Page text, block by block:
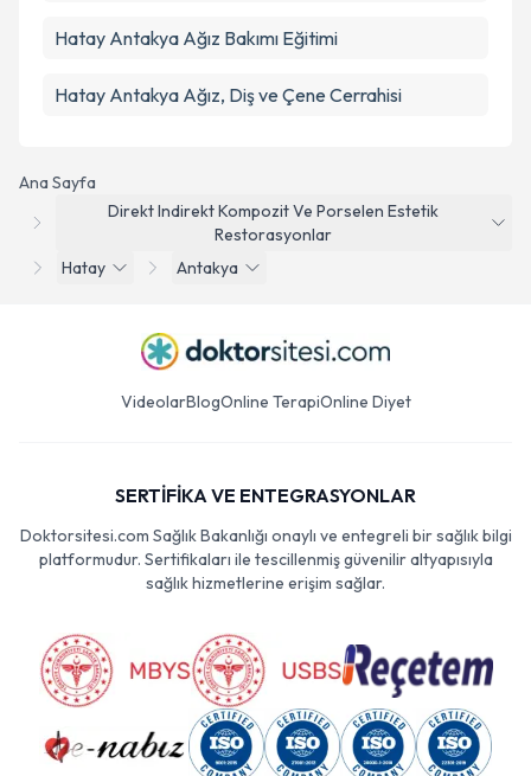
Ana Sayfa
Direkt Indirekt Kompozit Ve Porselen Estetik
Restorasyonlar
Hatay
Antakya
Hatay Antakya Ağız Bakımı Eğitimi
Hatay Antakya Ağız, Diş ve Çene Cerrahisi
VideolarBlogOnline TerapiOnline Diyet
SERTİFİKA VE ENTEGRASYONLAR
Doktorsitesi.com Sağlık Bakanlığı onaylı ve entegreli bir sağlık bilgi
platformudur. Sertifikaları ile tescillenmiş güvenilir altyapısıyla
sağlık hizmetlerine erişim sağlar.